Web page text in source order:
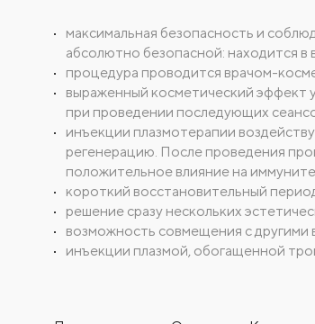
максимальная безопасность и
абсолютно безопасной: находится в
процедура проводится врачом-
выраженный косметический эффект
при проведении последующих
инъекции плазмотерапии
регенерацию. После проведения
положительное влияние на
короткий восстановительный
решение сразу нескольких
возможность совмещения с другими
инъекции плазмой, обогащенной